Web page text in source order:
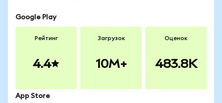
Google Play
Рейтинг
4.4
Загрузок
10M+
Оценок
483.8K
App Store